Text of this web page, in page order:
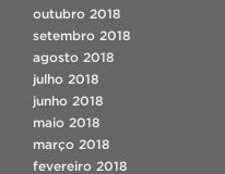
outubro 2018
setembro 2018
agosto 2018
julho 2018
junho 2018
maio 2018
março 2018
fevereiro 2018